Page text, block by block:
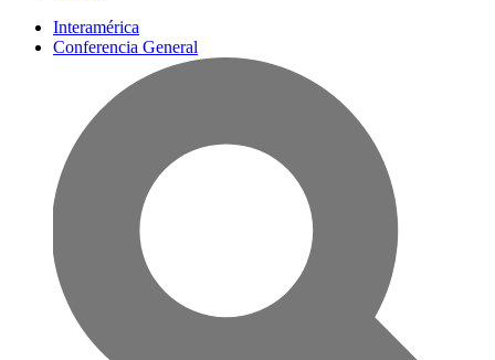
Interamérica
Conferencia General